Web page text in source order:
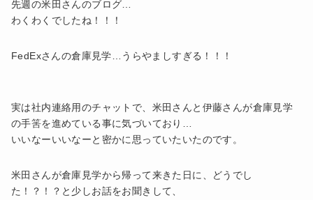
先週の米田さんのブログ…
わくわくでしたね！！！
FedExさんの倉庫見学…うらやましすぎる！！！
実は社内連絡用のチャットで、米田さんと伊藤さんが倉庫見学
の手筈を進めている事に気づいており…
いいなーいいなーと密かに思っていたいたのです。
米田さんが倉庫見学から帰って来きた日に、どうでし
た！？！？と少しお話をお聞きして、